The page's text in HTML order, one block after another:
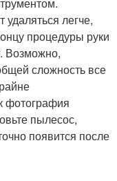
легче,
процедуры руки
Возможно,
сложность все
фотография
пылесос,
появится после